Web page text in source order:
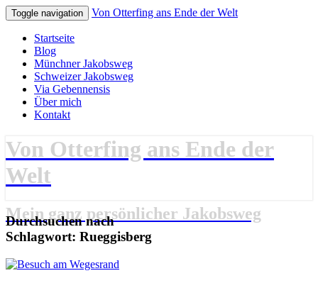
Toggle navigation Von Otterfing ans Ende der Welt
Startseite
Blog
Münchner Jakobsweg
Schweizer Jakobsweg
Via Gebennensis
Über mich
Kontakt
Von Otterfing ans Ende der
Welt
Mein ganz persönlicher Jakobsweg
Durchsuchen nach
Schlagwort: Rueggisberg